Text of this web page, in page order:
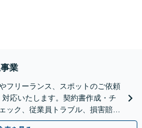
業
フリーランス、スポットのご依頼
応いたします。契約書作成・チ
ック、従業員トラブル、損害賠償